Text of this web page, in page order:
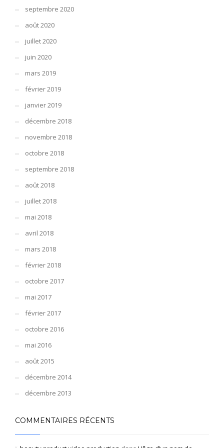
septembre 2020
août 2020
juillet 2020
juin 2020
mars 2019
février 2019
janvier 2019
décembre 2018
novembre 2018
octobre 2018
septembre 2018
août 2018
juillet 2018
mai 2018
avril 2018
mars 2018
février 2018
octobre 2017
mai 2017
février 2017
octobre 2016
mai 2016
août 2015
décembre 2014
décembre 2013
COMMENTAIRES RÉCENTS